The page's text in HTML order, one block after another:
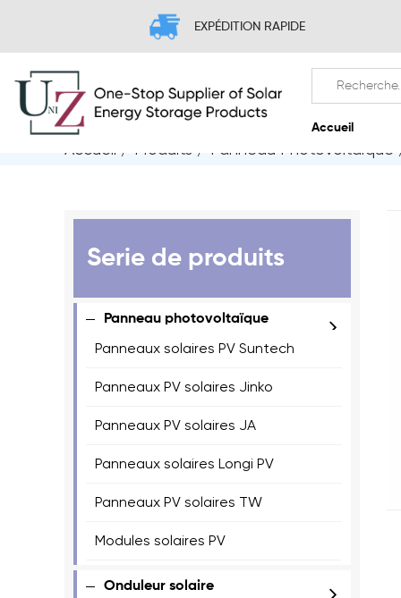
EXPÉDITION RAPIDE
Accueil / Produits / Panneau Photovoltaïque
Serie de produits
Panneau photovoltaïque
Panneaux solaires PV Suntech
Panneaux PV solaires Jinko
Panneaux PV solaires JA
Panneaux solaires Longi PV
Panneaux PV solaires TW
Modules solaires PV
Onduleur solaire